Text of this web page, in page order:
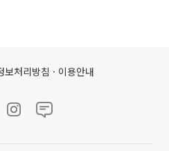
보처리방침 · 이용안내